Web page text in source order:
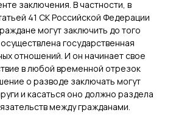
заключения. В частности, в
41 СК Российской Федерации
могут заключить до того
государственная
отношений. И он начинает свое
в любой временной отрезок
о разводе заключать могут
и касаться оно должно раздела
между гражданами.